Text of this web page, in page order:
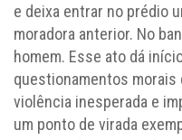
e deixa entrar no prédio
moradora anterior. No
homem. Esse ato dá
questionamentos morais
violência inesperada e
um ponto de virada